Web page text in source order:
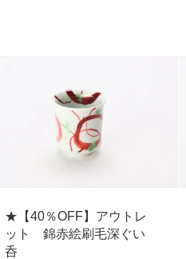
★【40％OFF】アウトレ
ット 錦赤絵刷毛深ぐい
呑